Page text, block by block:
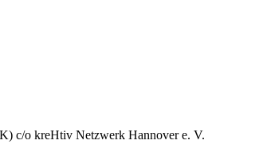
c/o kreHtiv Netzwerk Hannover e. V.